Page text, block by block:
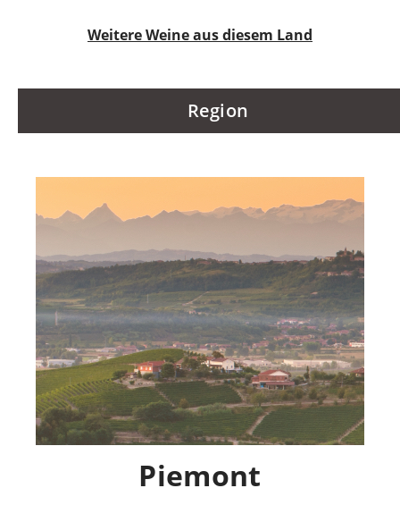
Weitere Weine aus diesem Land
Region
Piemont